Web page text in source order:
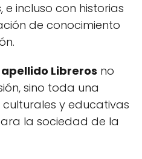
incluso con historias
de conocimiento
Libreros no
sino toda una
y educativas
la sociedad de la